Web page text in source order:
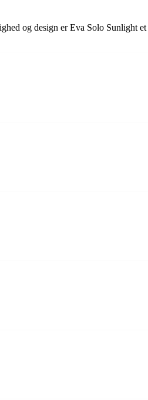
og design er Eva Solo Sunlight